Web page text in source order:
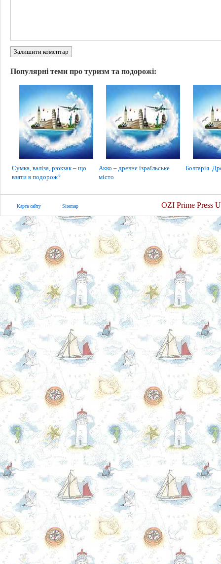
Залишити коментар
Популярні теми про туризм та подорожі:
Сумка, валіза, рюкзак – що
взяти в подорож?
Акко – древнє ізраїльське
місто
Болгарія.
Карта сайту Sitemap OZI Prime Press